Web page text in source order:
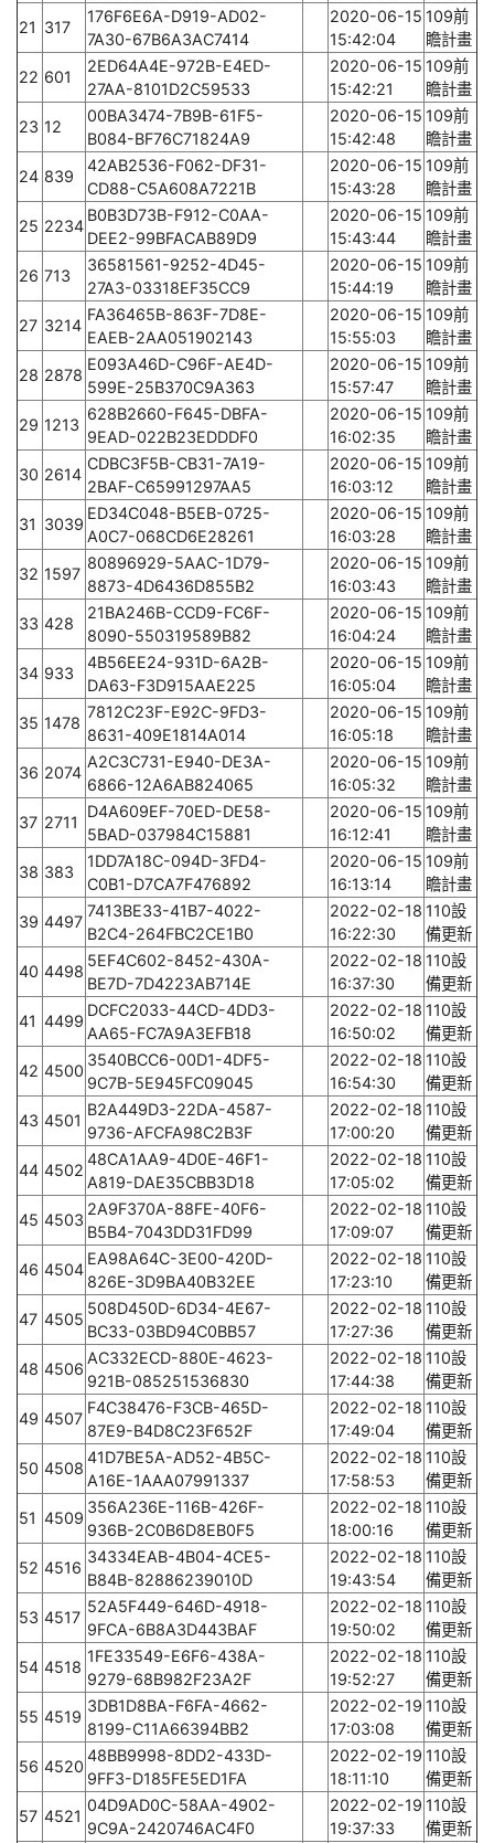
21 317
176F6E6A-D919-AD02-
7A30-67B6A3AC7414
2020-06-15
15:42:04
109前
瞻計畫
22 601
2ED64A4E-972B-E4ED-
27AA-8101D2C59533
2020-06-15
15:42:21
109前
瞻計畫
23 12
00BA3474-7B9B-61F5-
B084-BF76C71824A9
2020-06-15
15:42:48
109前
瞻計畫
24 839
42AB2536-F062-DF31-
CD88-C5A608A7221B
2020-06-15
15:43:28
109前
瞻計畫
25 2234
B0B3D73B-F912-C0AA-
DEE2-99BFACAB89D9
2020-06-15
15:43:44
109前
瞻計畫
26 713
36581561-9252-4D45-
27A3-03318EF35CC9
2020-06-15
15:44:19
109前
瞻計畫
27 3214
FA36465B-863F-7D8E-
EAEB-2AA051902143
2020-06-15
15:55:03
109前
瞻計畫
28 2878
E093A46D-C96F-AE4D-
599E-25B370C9A363
2020-06-15
15:57:47
109前
瞻計畫
29 1213
628B2660-F645-DBFA-
9EAD-022B23EDDDF0
2020-06-15
16:02:35
109前
瞻計畫
30 2614
CDBC3F5B-CB31-7A19-
2BAF-C65991297AA5
2020-06-15
16:03:12
109前
瞻計畫
31 3039
ED34C048-B5EB-0725-
A0C7-068CD6E28261
2020-06-15
16:03:28
109前
瞻計畫
32 1597
80896929-5AAC-1D79-
8873-4D6436D855B2
2020-06-15
16:03:43
109前
瞻計畫
33 428
21BA246B-CCD9-FC6F-
8090-550319589B82
2020-06-15
16:04:24
109前
瞻計畫
34 933
4B56EE24-931D-6A2B-
DA63-F3D915AAE225
2020-06-15
16:05:04
109前
瞻計畫
35 1478
7812C23F-E92C-9FD3-
8631-409E1814A014
2020-06-15
16:05:18
109前
瞻計畫
36 2074
A2C3C731-E940-DE3A-
6866-12A6AB824065
2020-06-15
16:05:32
109前
瞻計畫
37 2711
D4A609EF-70ED-DE58-
5BAD-037984C15881
2020-06-15
16:12:41
109前
瞻計畫
38 383
1DD7A18C-094D-3FD4-
C0B1-D7CA7F476892
2020-06-15
16:13:14
109前
瞻計畫
39 4497
7413BE33-41B7-4022-
B2C4-264FBC2CE1B0
2022-02-18
16:22:30
110設
備更新
40 4498
5EF4C602-8452-430A-
BE7D-7D4223AB714E
2022-02-18
16:37:30
110設
備更新
41 4499
DCFC2033-44CD-4DD3-
AA65-FC7A9A3EFB18
2022-02-18
16:50:02
110設
備更新
42 4500
3540BCC6-00D1-4DF5-
9C7B-5E945FC09045
2022-02-18
16:54:30
110設
備更新
43 4501
B2A449D3-22DA-4587-
9736-AFCFA98C2B3F
2022-02-18
17:00:20
110設
備更新
44 4502
48CA1AA9-4D0E-46F1-
A819-DAE35CBB3D18
2022-02-18
17:05:02
110設
備更新
45 4503
2A9F370A-88FE-40F6-
B5B4-7043DD31FD99
2022-02-18
17:09:07
110設
備更新
46 4504
EA98A64C-3E00-420D-
826E-3D9BA40B32EE
2022-02-18
17:23:10
110設
備更新
47 4505
508D450D-6D34-4E67-
BC33-03BD94C0BB57
2022-02-18
17:27:36
110設
備更新
48 4506
AC332ECD-880E-4623-
921B-085251536830
2022-02-18
17:44:38
110設
備更新
49 4507
F4C38476-F3CB-465D-
87E9-B4D8C23F652F
2022-02-18
17:49:04
110設
備更新
50 4508
41D7BE5A-AD52-4B5C-
A16E-1AAA07991337
2022-02-18
17:58:53
110設
備更新
51 4509
356A236E-116B-426F-
936B-2C0B6D8EB0F5
2022-02-18
18:00:16
110設
備更新
52 4516
34334EAB-4B04-4CE5-
B84B-82886239010D
2022-02-18
19:43:54
110設
備更新
53 4517
52A5F449-646D-4918-
9FCA-6B8A3D443BAF
2022-02-18
19:50:02
110設
備更新
54 4518
1FE33549-E6F6-438A-
9279-68B982F23A2F
2022-02-18
19:52:27
110設
備更新
55 4519
3DB1D8BA-F6FA-4662-
8199-C11A66394BB2
2022-02-19
17:03:08
110設
備更新
56 4520
48BB9998-8DD2-433D-
9FF3-D185FE5ED1FA
2022-02-19
18:11:10
110設
備更新
57 4521
04D9AD0C-58AA-4902-
9C9A-2420746AC4F0
2022-02-19
19:37:33
110設
備更新